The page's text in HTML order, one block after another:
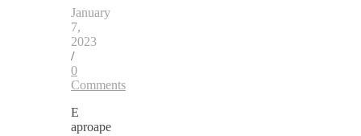
January
7,
2023
/
0
Comments
E
aproape